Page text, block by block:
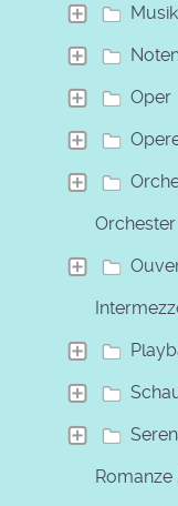
Oper
Orchester